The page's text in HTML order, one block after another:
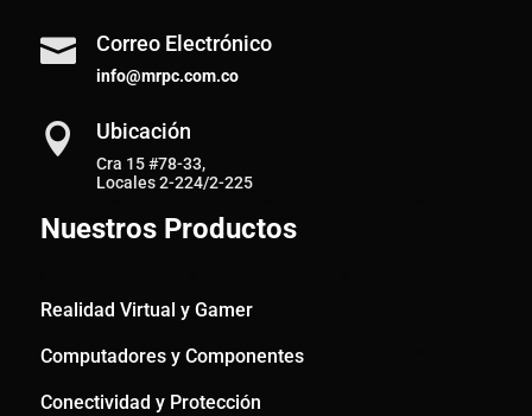
 Correo Electrónico
info@mrpc.com.co
 Ubicación
Cra 15 #78-33,
Locales 2-224/2-225
Nuestros Productos
Realidad Virtual y Gamer
Computadores y Componentes
Conectividad y Protección